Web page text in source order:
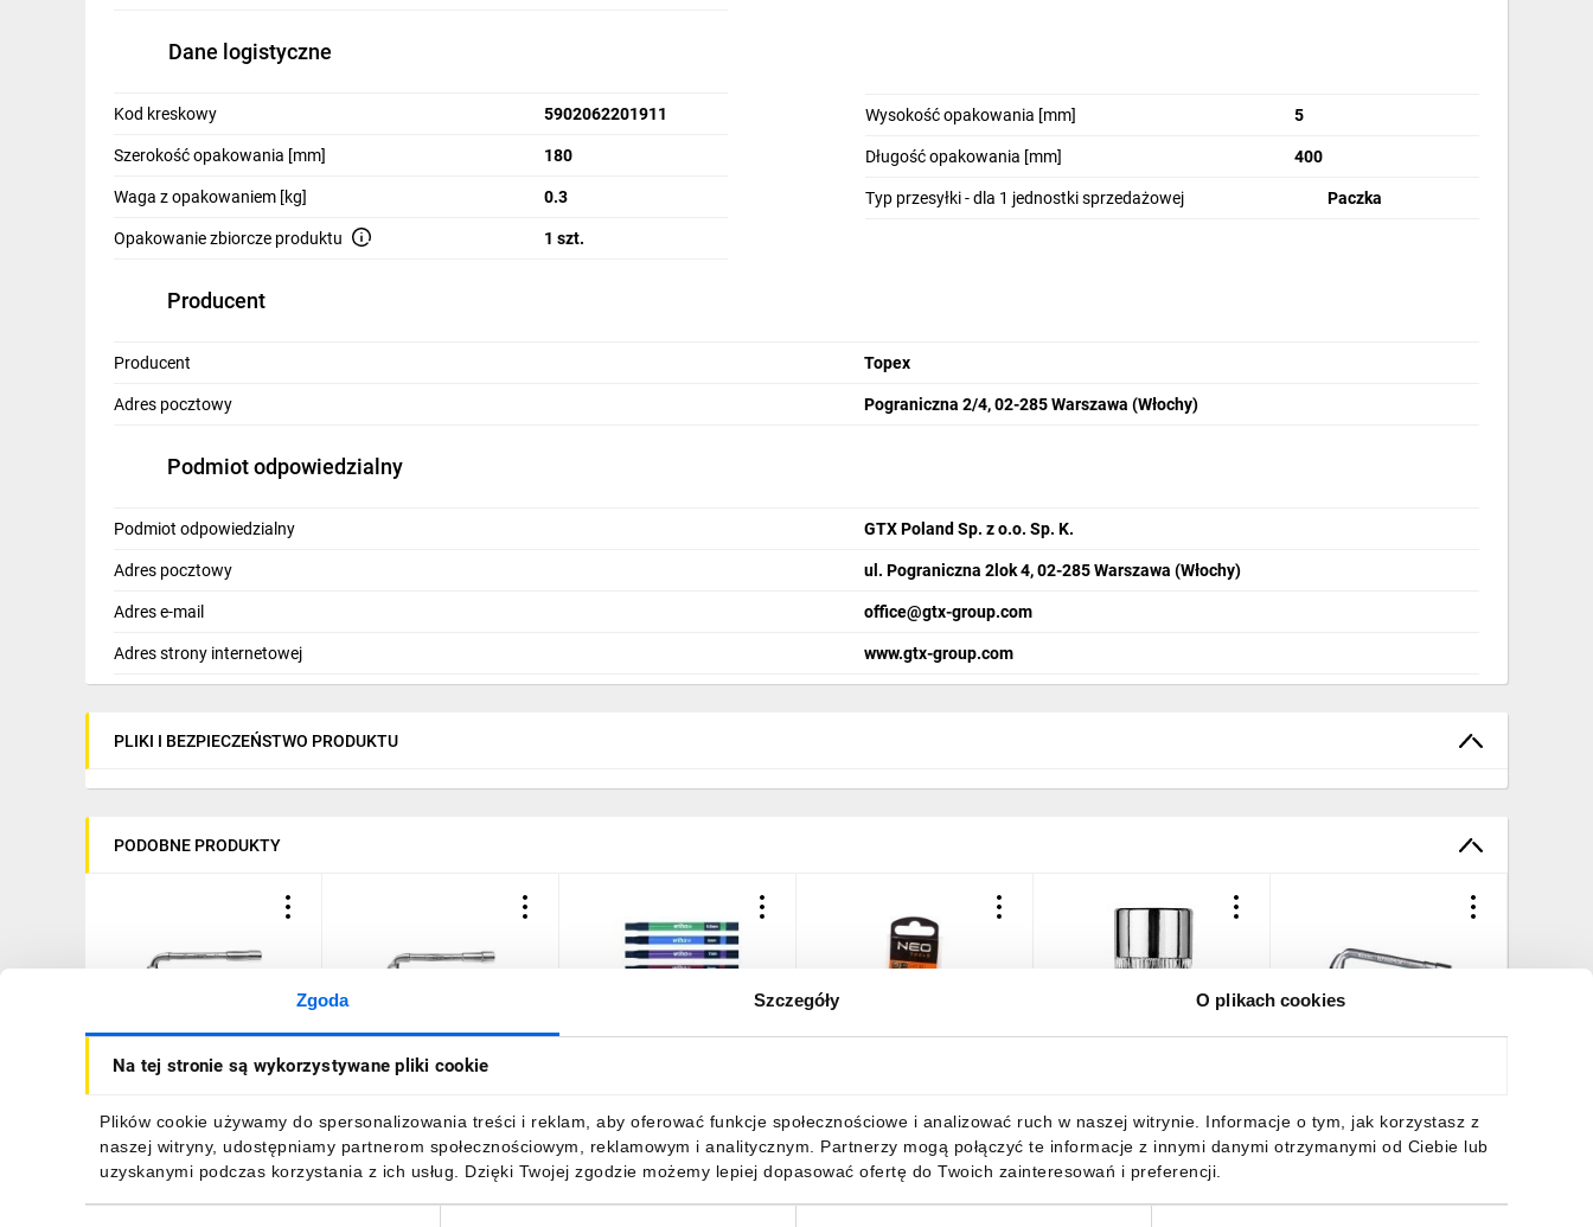
Zgoda Szczegóły O plikach cookies
Na tej stronie są wykorzystywane pliki cookie
Plików cookie używamy do spersonalizowania treści i reklam, aby oferować funkcje społecznościowe i analizować ruch w naszej witrynie. Informacje o tym, jak korzystasz z
naszej witryny, udostępniamy partnerom społecznościowym, reklamowym i analitycznym. Partnerzy mogą połączyć te informacje z innymi danymi otrzymanymi od Ciebie lub
uzyskanymi podczas korzystania z ich usług. Dzięki Twojej zgodzie możemy lepiej dopasować ofertę do Twoich zainteresowań i preferencji.
Dane logistyczne
Kod kreskowy 5902062201911
Szerokość opakowania [mm] 180
Waga z opakowaniem [kg] 0.3
Opakowanie zbiorcze produktu 1 szt.
Wysokość opakowania [mm] 5
Długość opakowania [mm] 400
Typ przesyłki - dla 1 jednostki sprzedażowej Paczka
Producent
Producent Topex
Adres pocztowy Pograniczna 2/4, 02-285 Warszawa (Włochy)
Podmiot odpowiedzialny
Podmiot odpowiedzialny GTX Poland Sp. z o.o. Sp. K.
Adres pocztowy ul. Pograniczna 2lok 4, 02-285 Warszawa (Włochy)
Adres e-mail office@gtx-group.com
Adres strony internetowej www.gtx-group.com
PLIKI I BEZPIECZEŃSTWO PRODUKTU
PODOBNE PRODUKTY
Klucz fajkowy 10 x 130
mm 09-205
10,32 złbrutto
Klucz fajkowy 13 x 150
mm 09-208
12,05 zł brutto 189,64 złbrutto 2,57 złbrutto 2,83 zł brutto 7,00 zł brutto